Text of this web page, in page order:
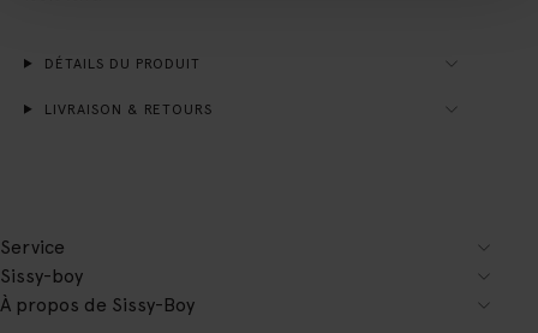
DÉTAILS DU PRODUIT
LIVRAISON & RETOURS
Service
Sissy-boy
À propos de Sissy-Boy